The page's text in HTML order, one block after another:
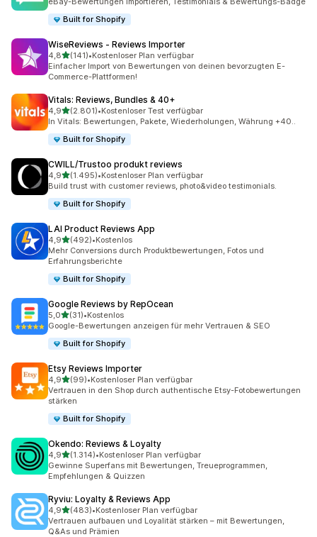
Built for Shopify
WiseReviews ‑ Reviews Importer
4,8von 5 Sternen
(141)
141 Rezensionen insgesamt
•Kostenloser Plan verfügbar
Einfacher Import von Bewertungen von deinen bevorzugten E-
Commerce-Plattformen!
Vitals: Reviews, Bundles & 40+
4,9von 5 Sternen
(2.801)
2801 Rezensionen insgesamt
•Kostenloser Test verfügbar
In Vitals: Bewertungen, Pakete, Wiederholungen, Währung +40..
Built for Shopify
CWILL/Trustoo produkt reviews
4,9von 5 Sternen
(1.495)
1495 Rezensionen insgesamt
•Kostenloser Plan verfügbar
Build trust with customer reviews, photo&video testimonials.
Built for Shopify
LAI Product Reviews App
4,9von 5 Sternen
(492)
492 Rezensionen insgesamt
•Kostenlos
Mehr Conversions durch Produktbewertungen, Fotos und
Erfahrungsberichte
Built for Shopify
Google Reviews by RepOcean
5,0von 5 Sternen
(31)
31 Rezensionen insgesamt
•Kostenlos
Google-Bewertungen anzeigen für mehr Vertrauen & SEO
Built for Shopify
Etsy Reviews Importer
4,9von 5 Sternen
(99)
99 Rezensionen insgesamt
•Kostenloser Plan verfügbar
Vertrauen in den Shop durch authentische Etsy-Fotobewertungen
stärken
Built for Shopify
Okendo: Reviews & Loyalty
4,9von 5 Sternen
(1.314)
1314 Rezensionen insgesamt
•Kostenloser Plan verfügbar
Gewinne Superfans mit Bewertungen, Treueprogrammen,
Empfehlungen & Quizzen
Ryviu: Loyalty & Reviews App
4,9von 5 Sternen
(483)
483 Rezensionen insgesamt
•Kostenloser Plan verfügbar
Vertrauen aufbauen und Loyalität stärken – mit Bewertungen,
Q&As und Prämien